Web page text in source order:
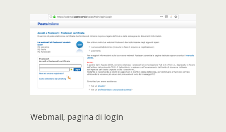
Webmail, pagina di login